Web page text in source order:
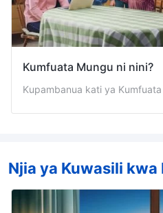
Kumfuata Mungu ni nini?
Kupambanua kati ya
Njia ya Kuwasili kwa